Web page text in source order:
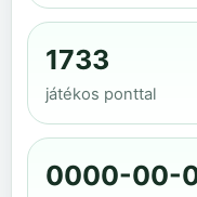
1733
játékos ponttal
0000-00-